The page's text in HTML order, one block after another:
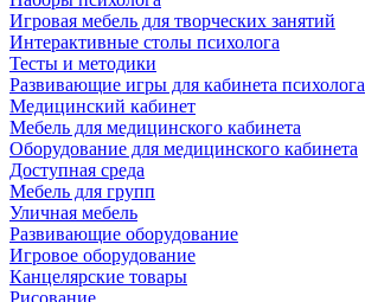
Игровая мебель для творческих занятий
Интерактивные столы психолога
Тесты и методики
Развивающие игры для кабинета психолога
Медицинский кабинет
Мебель для медицинского кабинета
Оборудование для медицинского кабинета
Доступная среда
Мебель для групп
Уличная мебель
Развивающие оборудование
Игровое оборудование
Канцелярские товары
Рисование